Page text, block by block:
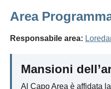
Area
Responsabile area:
Mansioni
Al Capo Area è affidata